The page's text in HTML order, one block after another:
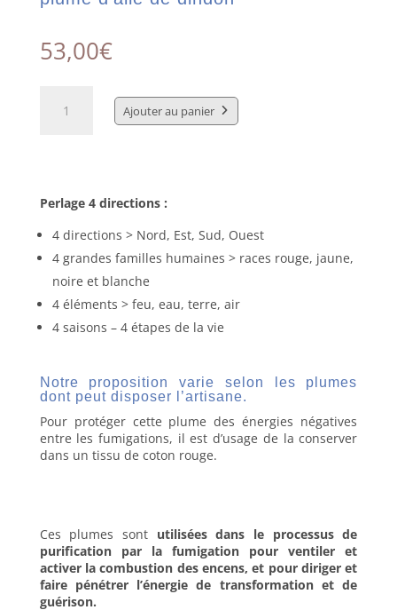
53,00€
directions
–
plume
de
dindon
Ajouter au panier
Perlage 4 directions :
4 directions > Nord, Est, Sud, Ouest
4 grandes familles humaines > races rouge, jaune,
noire et blanche
4 éléments > feu, eau, terre, air
4 saisons – 4 étapes de la vie
Notre proposition varie selon les plumes
dont peut disposer l’artisane.
Pour protéger cette plume des énergies négatives
entre les fumigations, il est d’usage de la conserver
dans un tissu de coton rouge.
Ces plumes sont utilisées dans le processus de
purification par la fumigation pour ventiler et
activer la combustion des encens, et pour diriger et
faire pénétrer l’énergie de transformation et de
guérison.